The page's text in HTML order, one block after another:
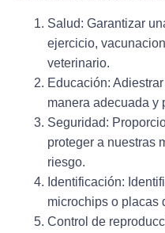
Salud: Garantizar
ejercicio,
veterinario.
Educación:
manera adecuada y
Seguridad:
proteger a nuestras
riesgo.
Identificación:
microchips o placas
Control de